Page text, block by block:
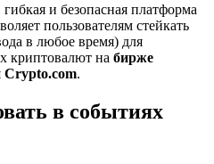
и безопасная платформа
пользователям стейкать
в любое время) для
криптовалют на бирже
Crypto.com.
в событиях